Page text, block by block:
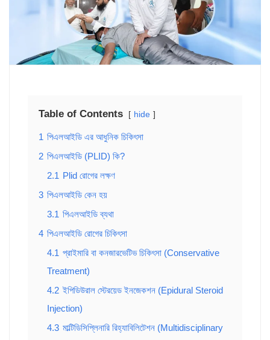
Table of Contents hide
1 পিএলআইডি এর আধুনিক চিকিৎসা
2 পিএলআইডি (PLID) কি?
2.1 Plid রোগের লক্ষণ
3 পিএলআইডি কেন হয়
3.1 পিএলআইডি ব্যথা
4 পিএলআইডি রোগের চিকিৎসা
4.1 প্রাইমারি বা কনজারভেটিভ চিকিৎসা (Conservative
Treatment)
4.2 ইপিডিউরাল স্টেরয়েড ইনজেকশন (Epidural Steroid
Injection)
4.3 মাল্টিডিসিপ্লিনারি রিহ্যাবিলিটেশন (Multidisciplinary